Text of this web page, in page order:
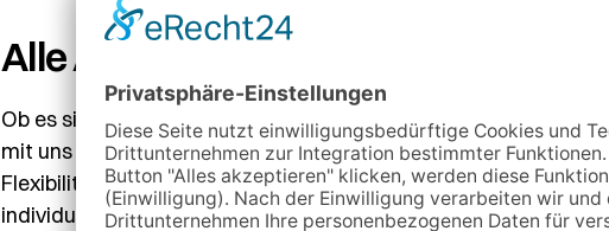
Alle Ampeln auf Grün – Wir fahren
Ob es sich um europaweite Transporte von Industrie- und
mit uns stets einen kompetenten Ansprechpartner für Logistik
Flexibilität zeigt sich insbesondere in der Verwirklichung
individueller Transportlösungen, die exakt auf das